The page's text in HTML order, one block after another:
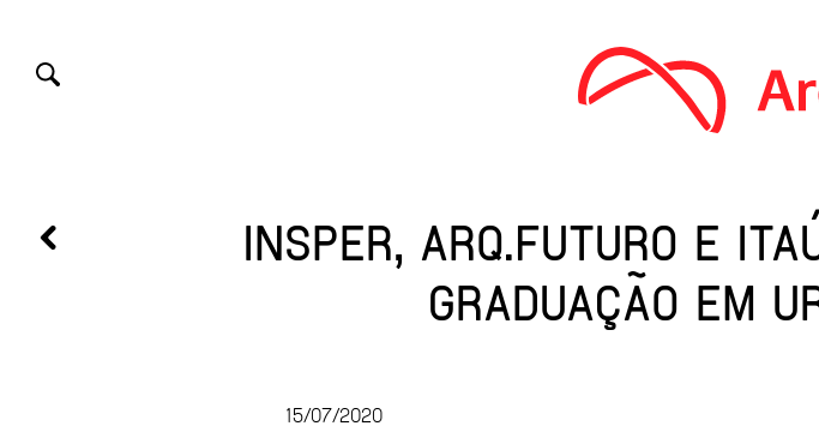
INSPER, ARQ.FUTURO E
GRADUAÇÃO EM
15/07/2020